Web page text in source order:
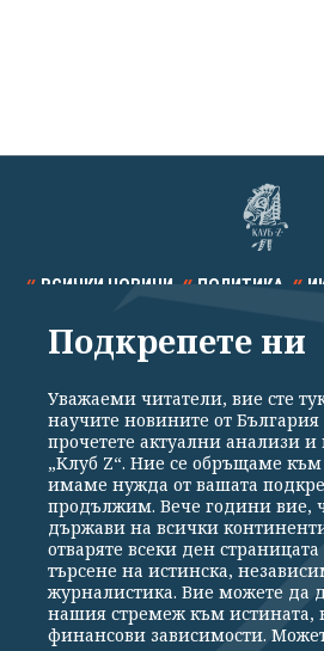
ВСИЧКИ НОВИНИ ПОЛИТИКА
СПОРТ КУЛТУРА ТЕХНОЛОГИИ
Общи условия
Политика
Реклама
Партньори
Екип
Подкрепете ни
Уважаеми читатели, вие сте
научите новините от България
прочетете актуални анализи
„Клуб Z“. Ние се обръщаме към
имаме нужда от вашата
продължим. Вече години вие,
държави на всички
отваряте всеки ден
търсене на истинска,
журналистика. Вие можете да
нашия стремеж към истината,
финансови зависимости.